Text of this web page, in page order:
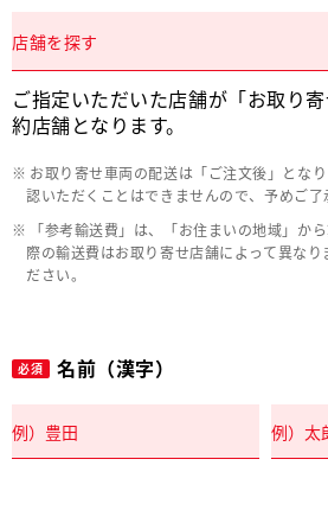
店舗を探す
ご指定いただいた店舗が「お取り
約店舗となります。
お取り寄せ車両の配送は「ご注文後」とな
認いただくことはできませんので、予めご了
「参考輸送費」は、「お住まいの地域」か
際の輸送費はお取り寄せ店舗によって異なり
ださい。
必須 名前（漢字）